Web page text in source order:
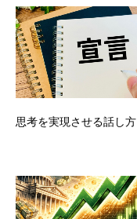
思考を実現させる話し方